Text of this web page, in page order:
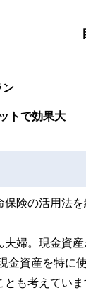
で多くの方々に伝
」と「マネープラ
プランニング」の
ン
トで効果大
険の活用法を
婦。現金資
資産を特に
も考えてい